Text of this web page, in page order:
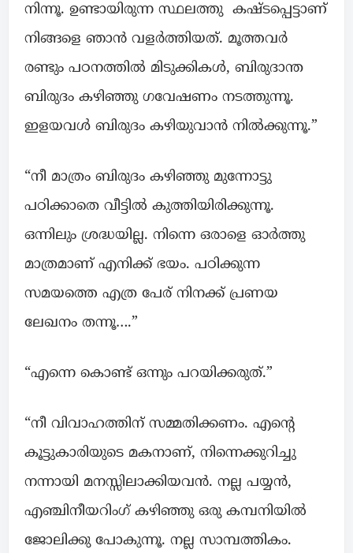
നിന്നൂ. ഉണ്ടായിരുന്ന സ്ഥലത്തു കഷ്ടപ്പെട്ടാണ്
നിങ്ങളെ ഞാൻ വളർത്തിയത്. മൂത്തവർ
രണ്ടും പഠനത്തിൽ മിടുക്കികൾ, ബിരുദാന്ത
ബിരുദം കഴിഞ്ഞു ഗവേഷണം നടത്തുന്നൂ.
ഇളയവൾ ബിരുദം കഴിയുവാൻ നിൽക്കുന്നൂ.”
“നീ മാത്രം ബിരുദം കഴിഞ്ഞു മുന്നോട്ടു
പഠിക്കാതെ വീട്ടിൽ കുത്തിയിരിക്കുന്നൂ.
ഒന്നിലും ശ്രദ്ധയില്ല. നിന്നെ ഒരാളെ ഓർത്തു
മാത്രമാണ് എനിക്ക് ഭയം. പഠിക്കുന്ന
സമയത്തെ എത്ര പേര് നിനക്ക് പ്രണയ
ലേഖനം തന്നൂ….”
“എന്നെ കൊണ്ട് ഒന്നും പറയിക്കരുത്.”
“നീ വിവാഹത്തിന് സമ്മതിക്കണം. എൻ്റെ
കൂട്ടുകാരിയുടെ മകനാണ്, നിന്നെക്കുറിച്ചു
നന്നായി മനസ്സിലാക്കിയവൻ. നല്ല പയ്യൻ,
എഞ്ചിനീയറിംഗ് കഴിഞ്ഞു ഒരു കമ്പനിയിൽ
ജോലിക്കു പോകുന്നൂ. നല്ല സാമ്പത്തികം.